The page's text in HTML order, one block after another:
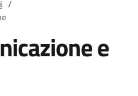
/
e